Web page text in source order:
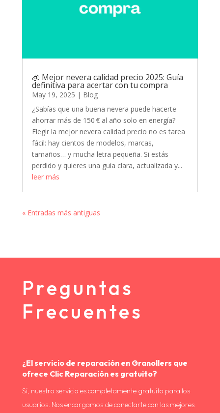
🧊 Mejor nevera calidad precio 2025: Guía
definitiva para acertar con tu compra
May 19, 2025 | Blog
¿Sabías que una buena nevera puede hacerte
ahorrar más de 150 € al año solo en energía?
Elegir la mejor nevera calidad precio no es tarea
fácil: hay cientos de modelos, marcas,
tamaños… y mucha letra pequeña. Si estás
perdido y quieres una guía clara, actualizada y...
leer más
« Entradas más antiguas
Preguntas
Frecuentes
¿El servicio de reparación en Granollers que
ofrece Clic Reparación es gratuito?
Sí, nuestro servicio es completamente gratuito para los
usuarios. Nos encargamos de conectarte con las mejores